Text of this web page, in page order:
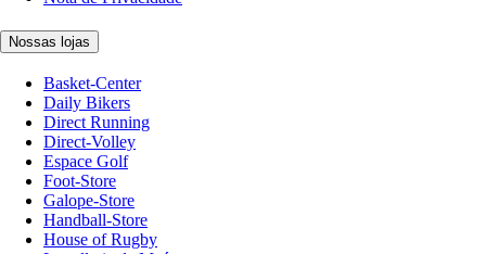
Nossas lojas
Basket-Center
Daily Bikers
Direct Running
Direct-Volley
Espace Golf
Foot-Store
Galope-Store
Handball-Store
House of Rugby